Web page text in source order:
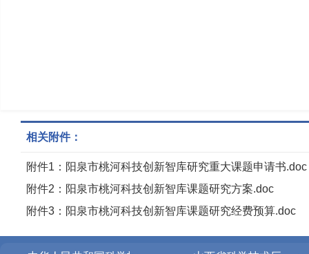
相关附件：
附件1：阳泉市桃河科技创新智库研究重大课题申请书.doc
附件2：阳泉市桃河科技创新智库课题研究方案.doc
附件3：阳泉市桃河科技创新智库课题研究经费预算.doc